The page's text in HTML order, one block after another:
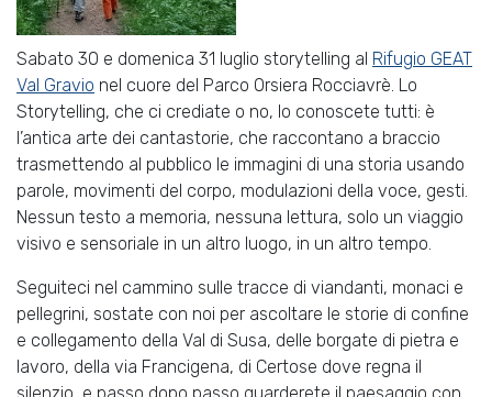
Sabato 30 e domenica 31 luglio storytelling al Rifugio GEAT
Val Gravio nel cuore del Parco Orsiera Rocciavrè. Lo
Storytelling, che ci crediate o no, lo conoscete tutti: è
l’antica arte dei cantastorie, che raccontano a braccio
trasmettendo al pubblico le immagini di una storia usando
parole, movimenti del corpo, modulazioni della voce, gesti.
Nessun testo a memoria, nessuna lettura, solo un viaggio
visivo e sensoriale in un altro luogo, in un altro tempo.
Seguiteci nel cammino sulle tracce di viandanti, monaci e
pellegrini, sostate con noi per ascoltare le storie di confine
e collegamento della Val di Susa, delle borgate di pietra e
lavoro, della via Francigena, di Certose dove regna il